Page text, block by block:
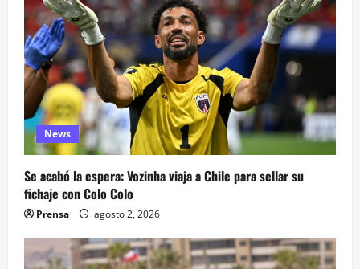
News
Se acabó la espera: Vozinha viaja a Chile para sellar su
fichaje con Colo Colo
Prensa agosto 2, 2026